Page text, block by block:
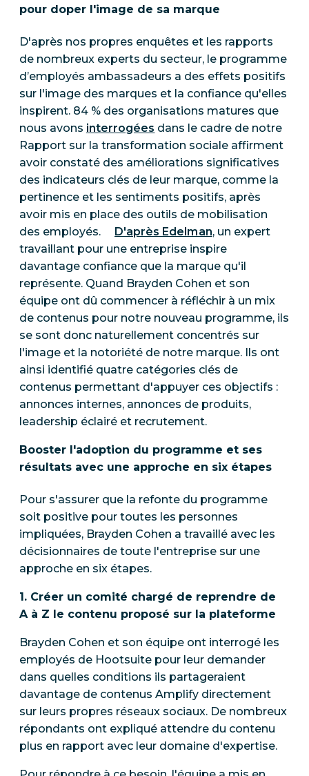
pour doper l'image de sa marque
D'après nos propres enquêtes et les rapports
de nombreux experts du secteur, le programme
d’employés ambassadeurs a des effets positifs
sur l'image des marques et la confiance qu'elles
inspirent. 84 % des organisations matures que
nous avons interrogées dans le cadre de notre
Rapport sur la transformation sociale affirment
avoir constaté des améliorations significatives
des indicateurs clés de leur marque, comme la
pertinence et les sentiments positifs, après
avoir mis en place des outils de mobilisation
des employés.
D'après Edelman, un expert
travaillant pour une entreprise inspire
davantage confiance que la marque qu'il
représente. Quand Brayden Cohen et son
équipe ont dû commencer à réfléchir à un mix
de contenus pour notre nouveau programme, ils
se sont donc naturellement concentrés sur
l'image et la notoriété de notre marque. Ils ont
ainsi identifié quatre catégories clés de
contenus permettant d'appuyer ces objectifs :
annonces internes, annonces de produits,
leadership éclairé et recrutement.
Booster l'adoption du programme et ses
résultats avec une approche en six étapes
Pour s'assurer que la refonte du programme
soit positive pour toutes les personnes
impliquées, Brayden Cohen a travaillé avec les
décisionnaires de toute l'entreprise sur une
approche en six étapes.
1. Créer un comité chargé de reprendre de
A à Z le contenu proposé sur la plateforme
Brayden Cohen et son équipe ont interrogé les
employés de Hootsuite pour leur demander
dans quelles conditions ils partageraient
davantage de contenus Amplify directement
sur leurs propres réseaux sociaux. De nombreux
répondants ont expliqué attendre du contenu
plus en rapport avec leur domaine d'expertise.